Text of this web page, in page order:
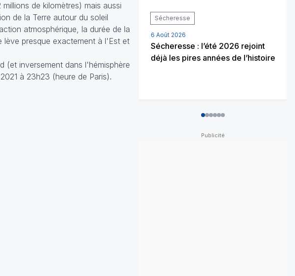
de kilomètres) mais aussi
de la Terre autour du soleil
atmosphérique, la durée de la
lève presque exactement à l'Est et
(et inversement dans l'hémisphère
à 23h23 (heure de Paris).
Sécheresse
6 Août 2026
Sécheresse : l’été 2026 rejoint
déjà les pires années de l’histoire
012345